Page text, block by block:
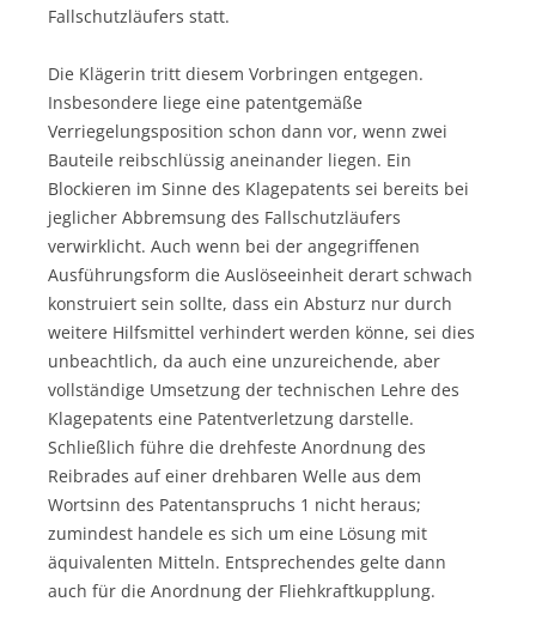
Fallschutzläufers statt.
Die Klägerin tritt diesem Vorbringen entgegen.
Insbesondere liege eine patentgemäße
Verriegelungsposition schon dann vor, wenn zwei
Bauteile reibschlüssig aneinander liegen. Ein
Blockieren im Sinne des Klagepatents sei bereits bei
jeglicher Abbremsung des Fallschutzläufers
verwirklicht. Auch wenn bei der angegriffenen
Ausführungsform die Auslöseeinheit derart schwach
konstruiert sein sollte, dass ein Absturz nur durch
weitere Hilfsmittel verhindert werden könne, sei dies
unbeachtlich, da auch eine unzureichende, aber
vollständige Umsetzung der technischen Lehre des
Klagepatents eine Patentverletzung darstelle.
Schließlich führe die drehfeste Anordnung des
Reibrades auf einer drehbaren Welle aus dem
Wortsinn des Patentanspruchs 1 nicht heraus;
zumindest handele es sich um eine Lösung mit
äquivalenten Mitteln. Entsprechendes gelte dann
auch für die Anordnung der Fliehkraftkupplung.